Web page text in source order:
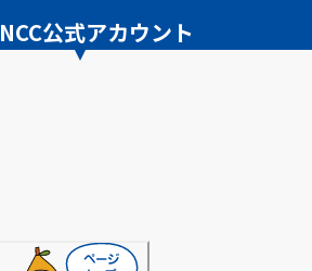
NCC公式アカウント